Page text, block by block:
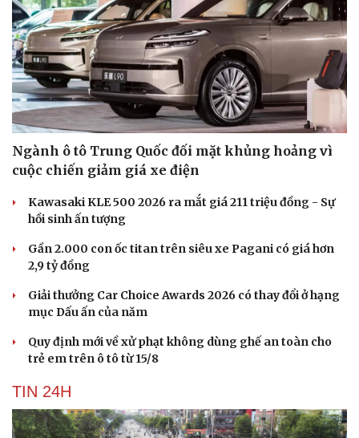
Ngành ô tô Trung Quốc đối mặt khủng hoảng vì
cuộc chiến giảm giá xe điện
Kawasaki KLE 500 2026 ra mắt giá 211 triệu đồng - Sự
hồi sinh ấn tượng
Gần 2.000 con ốc titan trên siêu xe Pagani có giá hơn
2,9 tỷ đồng
Giải thưởng Car Choice Awards 2026 có thay đổi ở hạng
mục Dấu ấn của năm
Quy định mới về xử phạt không dùng ghế an toàn cho
trẻ em trên ô tô từ 15/8
TIN 24H